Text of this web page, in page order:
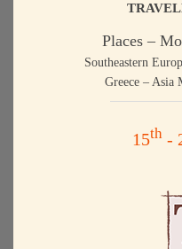
Places –
Southeastern
Greece – Asia
15th-